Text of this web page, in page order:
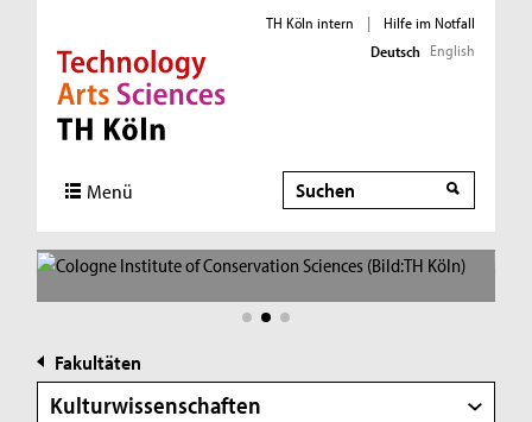
Direkt zur Hauptnavigation
Direkt zur Subnavigation
Direkt zum Inhalt
Direkt zum Fußbereich
TH Köln intern |
Hilfe im Notfall
Deutsch English
Menü Suche
Suche
Fakultäten
Kulturwissenschaften